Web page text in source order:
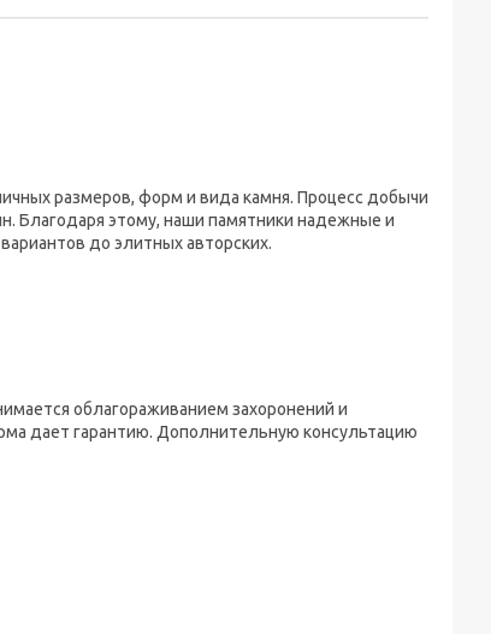
размеров, форм и вида камня. Процесс добычи
Благодаря этому, наши памятники надежные и
до элитных авторских.
облагораживанием захоронений и
дает гарантию. Дополнительную консультацию